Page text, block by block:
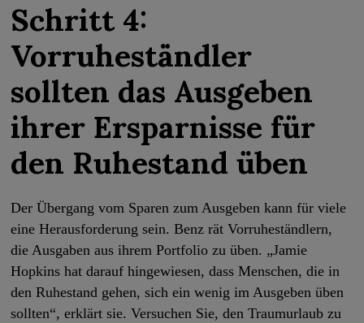
Schritt 4:
Vorruheständler
sollten das Ausgeben
ihrer Ersparnisse für
den Ruhestand üben
Der Übergang vom Sparen zum Ausgeben kann für viele
eine Herausforderung sein. Benz rät Vorruheständlern,
die Ausgaben aus ihrem Portfolio zu üben. „Jamie
Hopkins hat darauf hingewiesen, dass Menschen, die in
den Ruhestand gehen, sich ein wenig im Ausgeben üben
sollten“, erklärt sie. Versuchen Sie, den Traumurlaub zu